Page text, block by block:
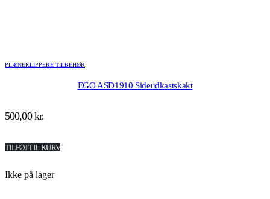
PLÆNEKLIPPERE TILBEHØR
EGO ASD1910 Sideudkastskakt
500,00kr.
TILFØJ TIL KURV
Ikke på lager